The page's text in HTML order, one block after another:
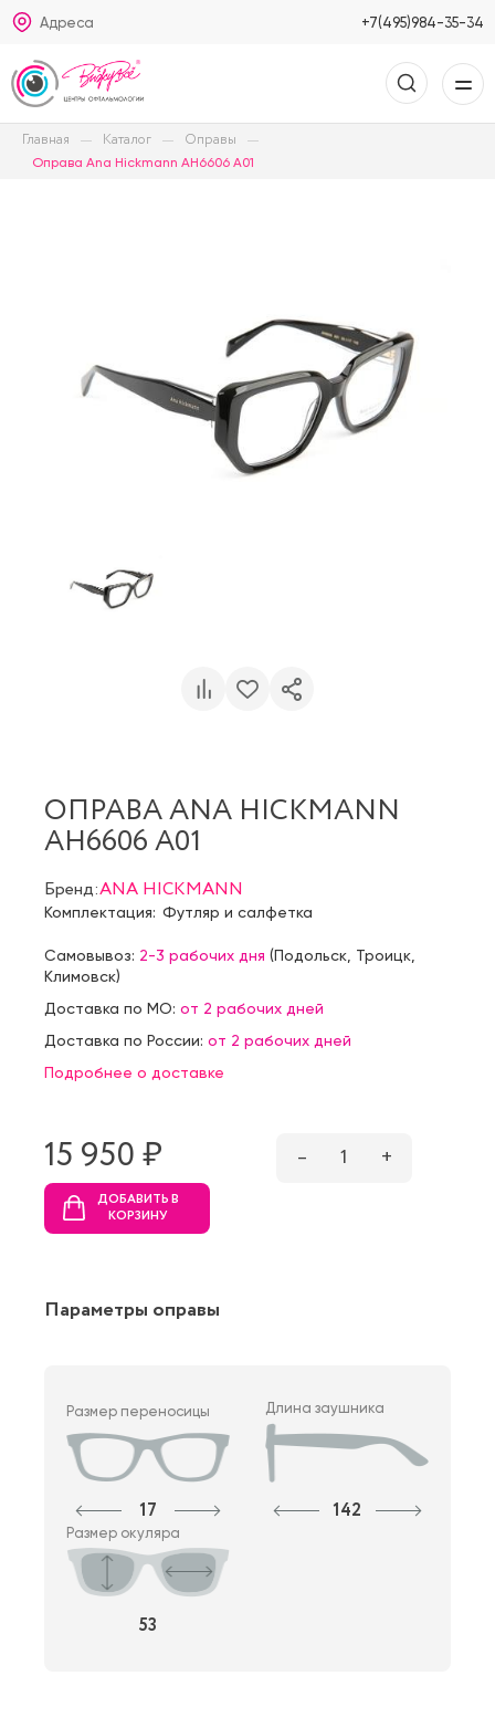
Адреса +7(495)984-35-34
Главная Каталог Оправы
Оправа Ana Hickmann AH6606 A01
ОПРАВА ANA HICKMANN
AH6606 A01
Бренд:ANA HICKMANN
Комплектация: Футляр и салфетка
Самовывоз: 2-3 рабочих дня (Подольск Троицк
Климовск)
Доставка по МО: от 2 рабочих дней
Доставка по России: от 2 рабочих дней
Подробнее о доставке
15 950 ₷ – 1 +
ДОБАВИТЬ В
КОРЗИНУ
Параметры оправы
Размер переносицы
17
Длина заушника
142
Размер окуляра
53